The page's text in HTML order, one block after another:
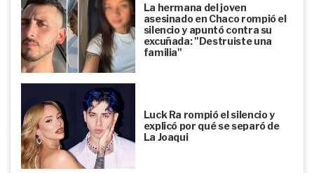
La hermana del joven
asesinado en Chaco rompió el
silencio y apuntó contra su
excuñada: "Destruiste una
familia"
Luck Ra rompió el silencio y
explicó por qué se separó de
La Joaqui